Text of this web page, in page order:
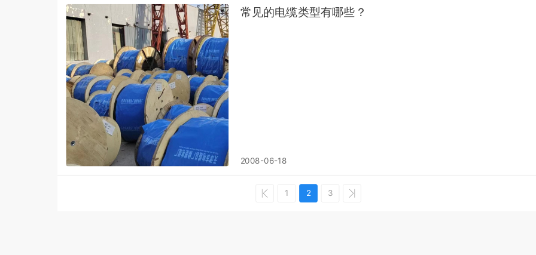
常见的电缆类型有哪些？
2008-06-18
1 2 3